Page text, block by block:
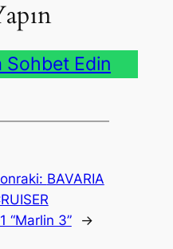
Sohbet Edin
BAVARIA
“Marlin 3”
→